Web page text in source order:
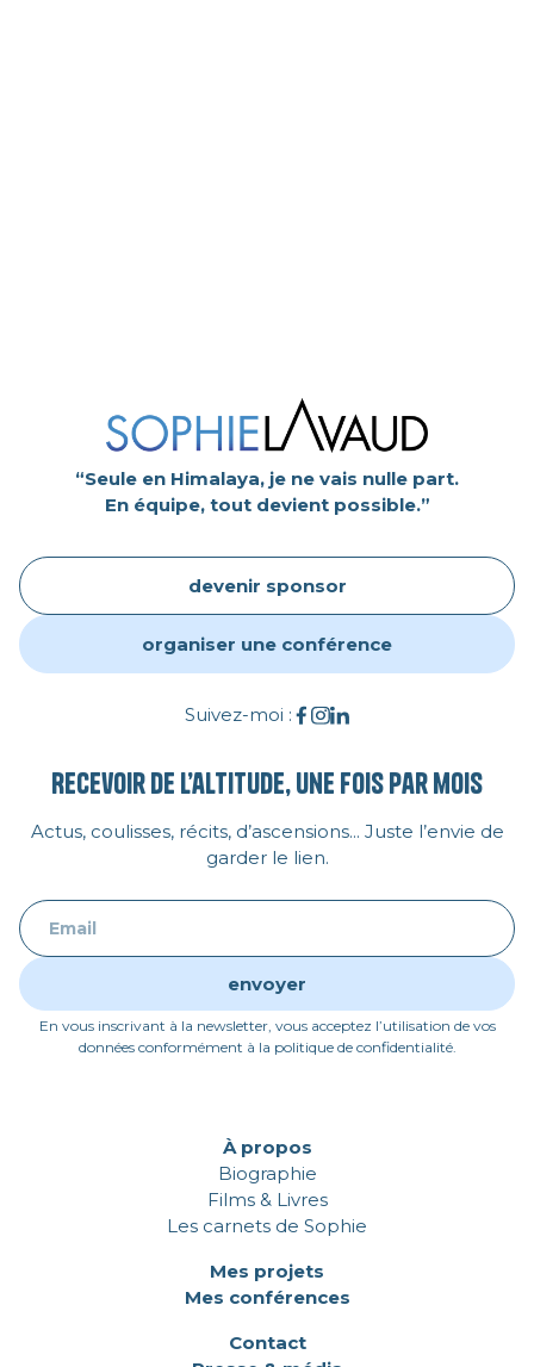
“Seule en Himalaya, je ne vais nulle part.
En équipe, tout devient possible.”
devenir sponsor
organiser une conférence
Suivez-moi :
Recevoir de l’altitude, une fois par mois
Actus, coulisses, récits, d’ascensions... Juste l’envie de
garder le lien.
En vous inscrivant à la newsletter, vous acceptez l’utilisation de vos
données conformément à la politique de confidentialité.
À propos
Biographie
Films & Livres
Les carnets de Sophie
Mes projets
Mes conférences
Contact